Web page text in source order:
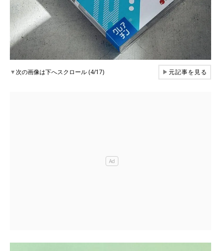
▼次の画像は下へスクロール (4/17) ▶元記事を見る